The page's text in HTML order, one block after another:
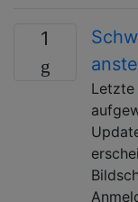
1
Letzte